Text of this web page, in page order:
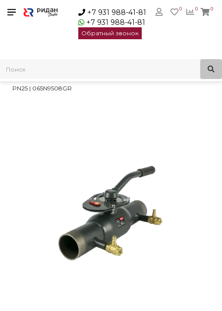
+7 931 988-41-81
+7 931 988-41-81
Обратный звонок
0
0 0
Трубопроводная арматура
Ридан RJIP BaBV3 кран запорно-регулируюший WW DN100
PN25 | 065N9508GR